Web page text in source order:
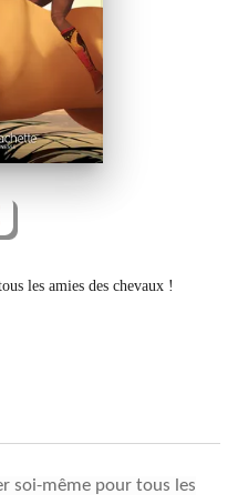
les amies des chevaux !
soi-même pour tous les